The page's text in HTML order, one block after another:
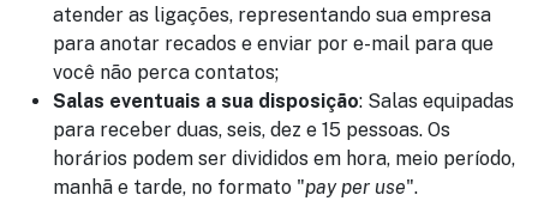
atender as ligações, representando sua empresa
para anotar recados e enviar por e-mail para que
você não perca contatos;
Salas eventuais a sua disposição: Salas equipadas
para receber duas, seis, dez e 15 pessoas. Os
horários podem ser divididos em hora, meio período,
manhã e tarde, no formato "pay per use".